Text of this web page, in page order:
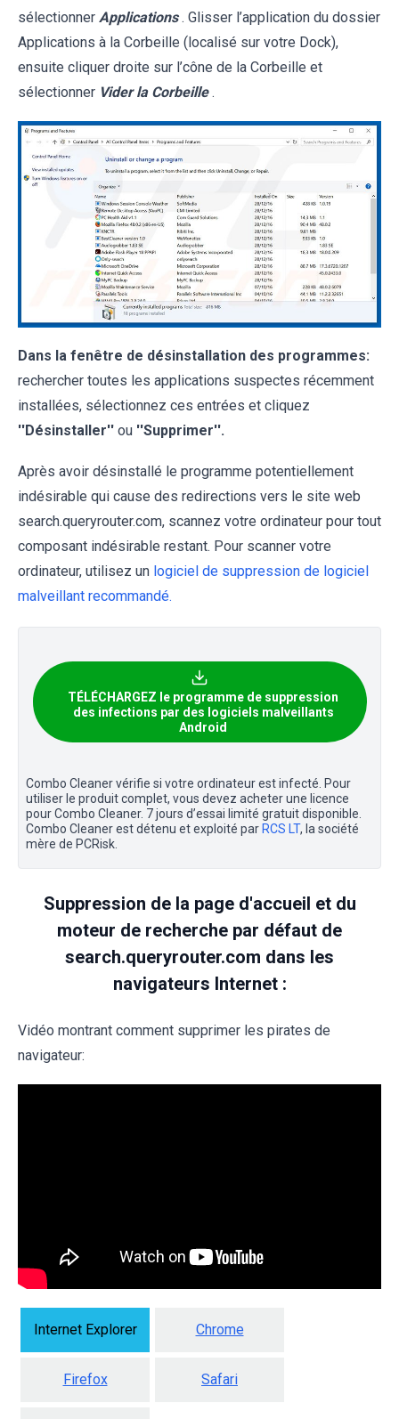
sélectionner Applications . Glisser l’application du dossier
Applications à la Corbeille (localisé sur votre Dock),
ensuite cliquer droite sur l’cône de la Corbeille et
sélectionner Vider la Corbeille .
Dans la fenêtre de désinstallation des programmes:
rechercher toutes les applications suspectes récemment
installées, sélectionnez ces entrées et cliquez
''Désinstaller'' ou ''Supprimer''.
Après avoir désinstallé le programme potentiellement
indésirable qui cause des redirections vers le site web
search.queryrouter.com, scannez votre ordinateur pour tout
composant indésirable restant. Pour scanner votre
ordinateur, utilisez un logiciel de suppression de logiciel
malveillant recommandé.
TÉLÉCHARGEZ le programme de suppression
des infections par des logiciels malveillants
Android
Combo Cleaner vérifie si votre ordinateur est infecté. Pour
utiliser le produit complet, vous devez acheter une licence
pour Combo Cleaner. 7 jours d’essai limité gratuit disponible.
Combo Cleaner est détenu et exploité par RCS LT, la société
mère de PCRisk.
Suppression de la page d'accueil et du
moteur de recherche par défaut de
search.queryrouter.com dans les
navigateurs Internet :
Vidéo montrant comment supprimer les pirates de
navigateur:
Internet Explorer Chrome
Firefox Safari